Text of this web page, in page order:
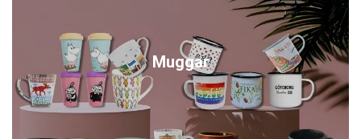
Muggar